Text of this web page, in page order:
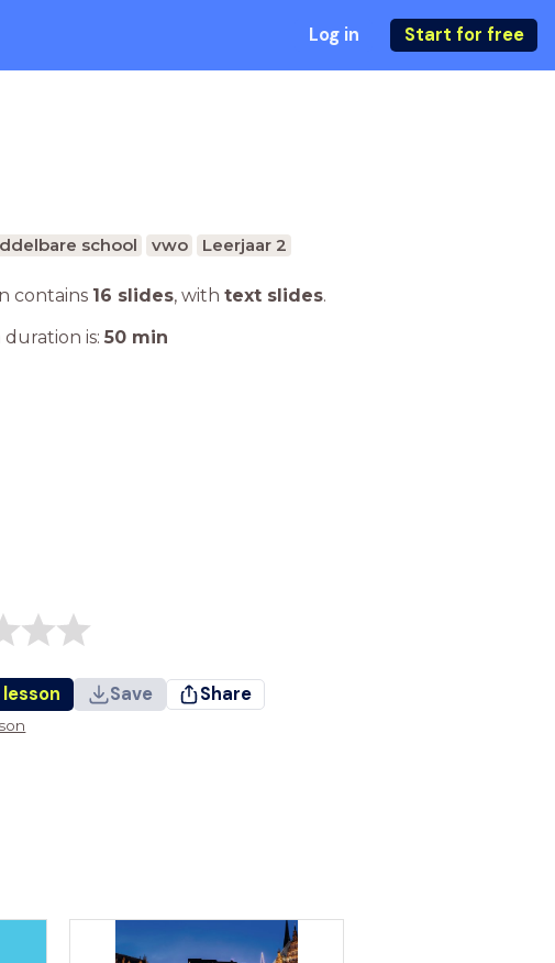
Log in Start for free
school vwo Leerjaar 2
contains 16 slides, with text slides.
duration is: 50 min
Save Share